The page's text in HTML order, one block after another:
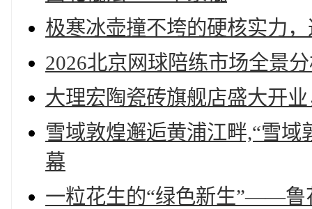
极寒冰壶撞不垮的硬核实力
2026北京网球陪练市场全景
大理宏陶瓷砖旗舰店盛大开
雪域敦煌邂逅黄浦江畔,“雪域
幕
一粒花生的“绿色新生”——鲁